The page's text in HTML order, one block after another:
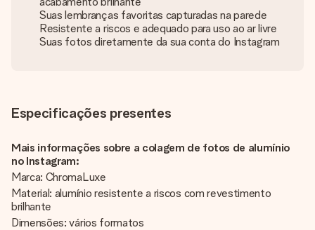
Suas lembranças favoritas capturadas na parede
Resistente a riscos e adequado para uso ao ar livre
Suas fotos diretamente da sua conta do Instagram
Especificações presentes
Mais informações sobre a colagem de fotos de alumínio
no Instagram:
Marca: ChromaLuxe
Material: alumínio resistente a riscos com revestimento
brilhante
Dimensões: vários formatos